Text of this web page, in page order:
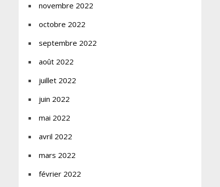
novembre 2022
octobre 2022
septembre 2022
août 2022
juillet 2022
juin 2022
mai 2022
avril 2022
mars 2022
février 2022